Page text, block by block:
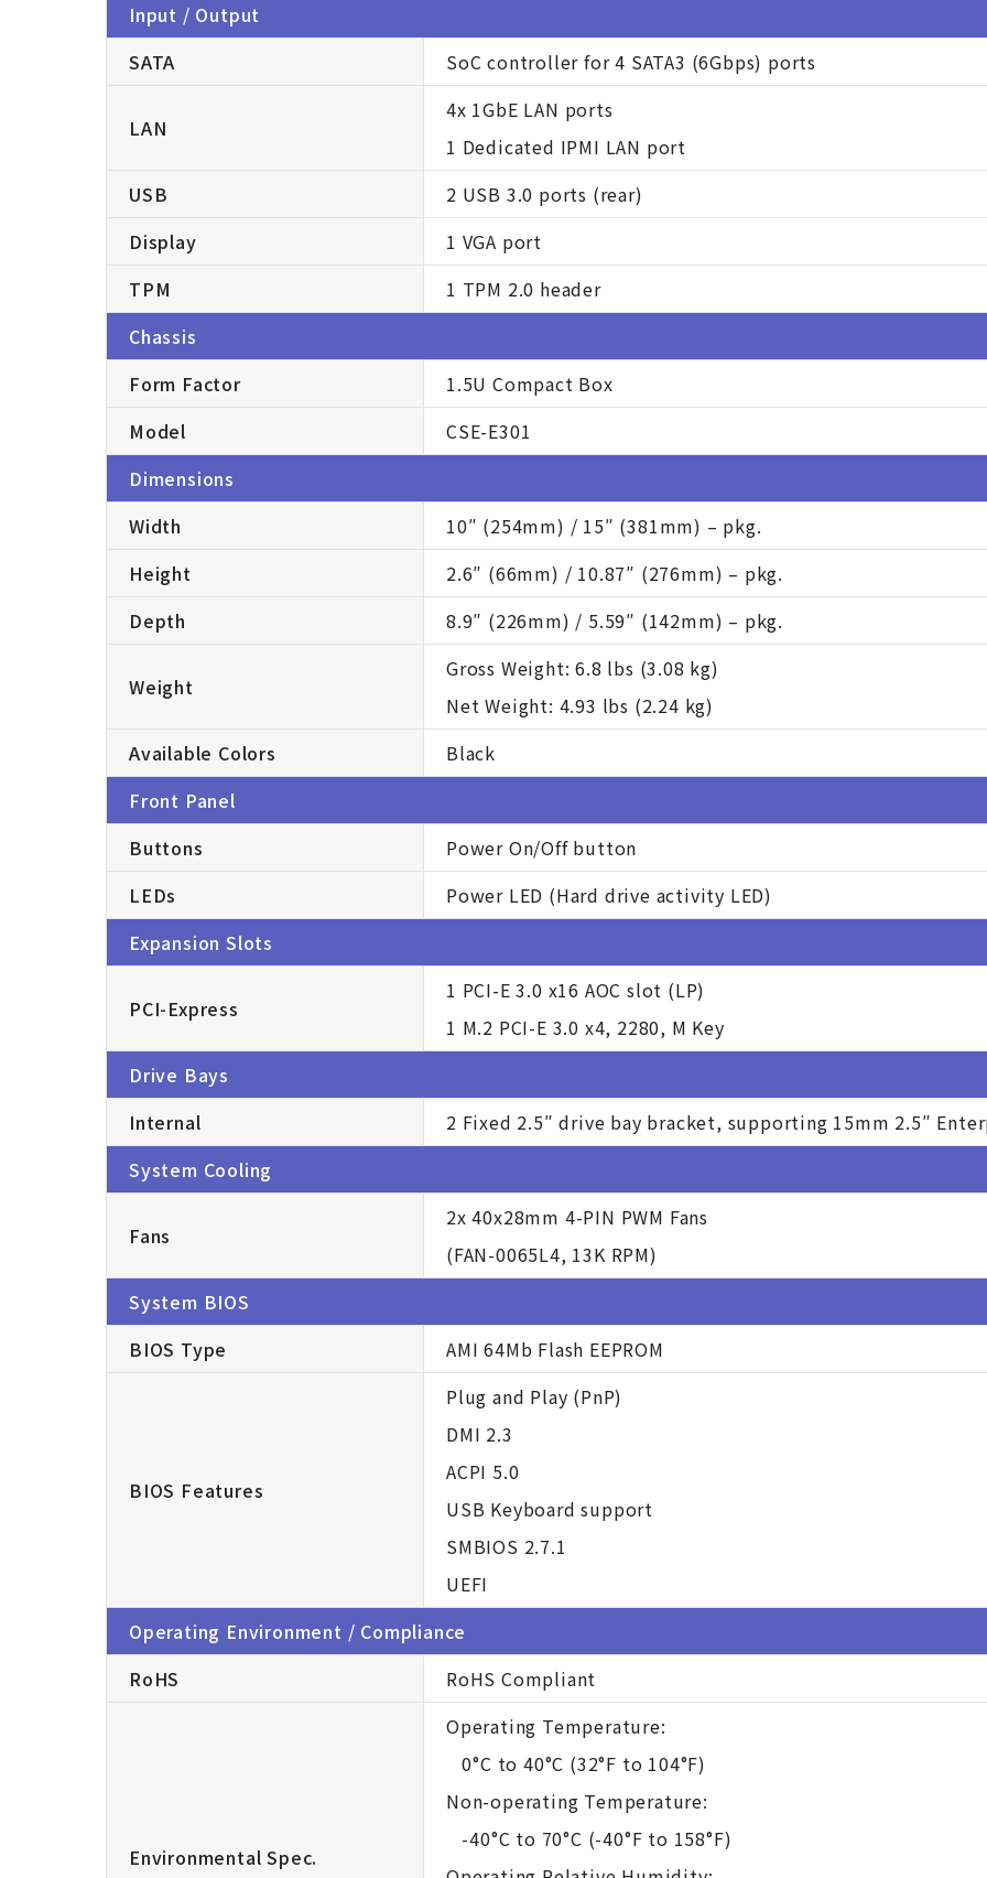
Input / Output
SATA
SoC controller for 4 SATA3 (6Gbps) ports
LAN
4x 1GbE LAN ports
1 Dedicated IPMI LAN port
USB
2 USB 3.0 ports (rear)
Display
1 VGA port
TPM
1 TPM 2.0 header
Chassis
Form Factor
1.5U Compact Box
Model
CSE-E301
Dimensions
Width
10″ (254mm) / 15″ (381mm) – pkg.
Height
2.6″ (66mm) / 10.87″ (276mm) – pkg.
Depth
8.9″ (226mm) / 5.59″ (142mm) – pkg.
Weight
Gross Weight: 6.8 lbs (3.08 kg)
Net Weight: 4.93 lbs (2.24 kg)
Available Colors
Black
Front Panel
Buttons
Power On/Off button
LEDs
Power LED (Hard drive activity LED)
Expansion Slots
PCI-Express
1 PCI-E 3.0 x16 AOC slot (LP)
1 M.2 PCI-E 3.0 x4, 2280, M Key
Drive Bays
Internal
2 Fixed 2.5″ drive bay bracket, supporting 15mm 2.5″
System Cooling
Fans
2x 40x28mm 4-PIN PWM Fans
(FAN-0065L4, 13K RPM)
System BIOS
BIOS Type
AMI 64Mb Flash EEPROM
BIOS Features
Plug and Play (PnP)
DMI 2.3
ACPI 5.0
USB Keyboard support
SMBIOS 2.7.1
UEFI
Operating Environment / Compliance
RoHS
RoHS Compliant
Environmental Spec.
Operating Temperature:
0°C to 40°C (32°F to 104°F)
Non-operating Temperature:
-40°C to 70°C (-40°F to 158°F)